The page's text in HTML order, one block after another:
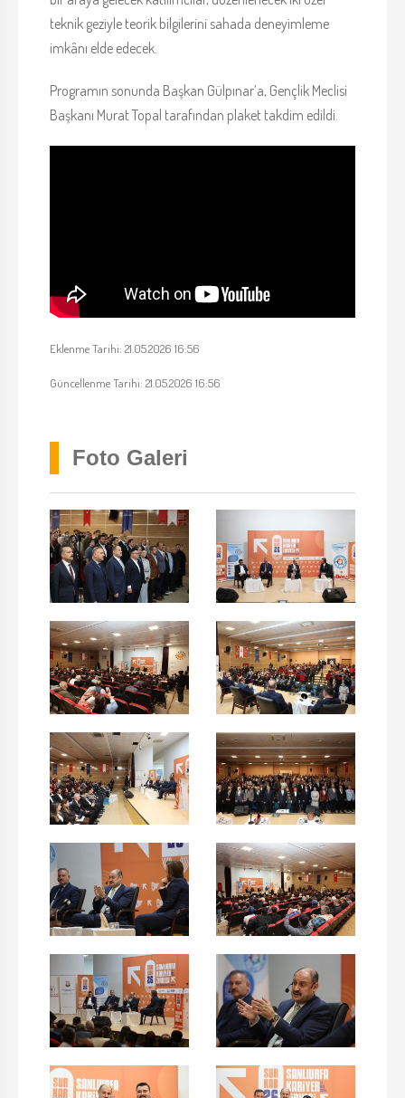
teknik geziyle teorik bilgilerini sahada deneyimleme
imkânı elde edecek.
Programın sonunda Başkan Gülpınar’a, Gençlik Meclisi
Başkanı Murat Topal tarafından plaket takdim edildi.
Eklenme Tarihi: 21.05.2026 16:56
Güncellenme Tarihi: 21.05.2026 16:56
Foto Galeri